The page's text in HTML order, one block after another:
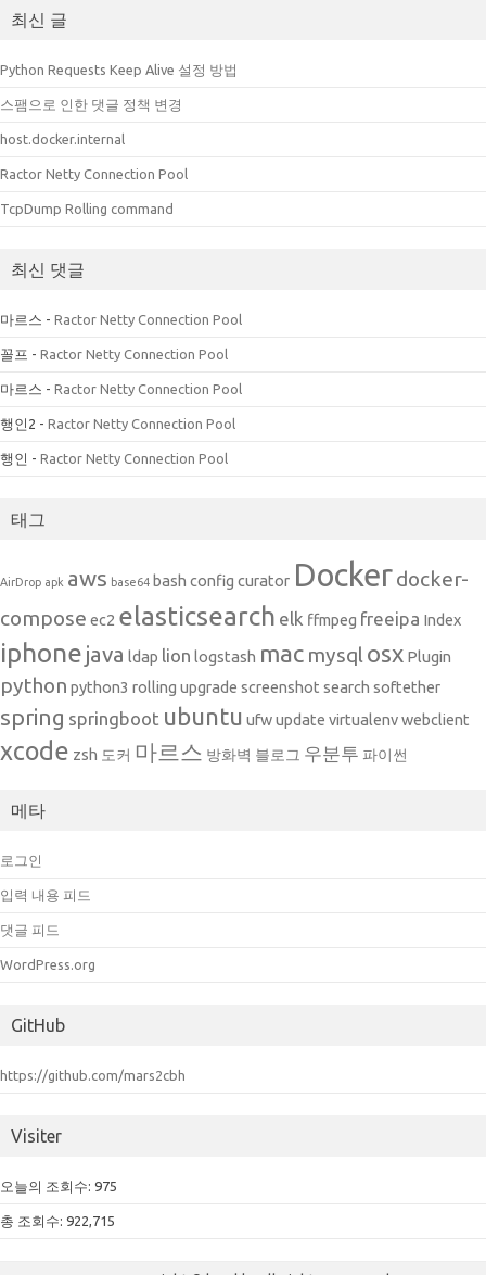
최신 글
Python Requests Keep Alive 설정 방법
스팸으로 인한 댓글 정책 변경
host.docker.internal
Ractor Netty Connection Pool
TcpDump Rolling command
최신 댓글
마르스 - Ractor Netty Connection Pool
꼴프 - Ractor Netty Connection Pool
마르스 - Ractor Netty Connection Pool
행인2 - Ractor Netty Connection Pool
행인 - Ractor Netty Connection Pool
태그
AirDrop apk aws base64 bash config curator Dockerdocker-
compose ec2 elasticsearch elk ffmpeg freeipa Index
iphone java ldap lion logstash mac mysql osx Plugin
python python3 rolling upgrade screenshot search softether
spring springboot ubuntu ufwupdate virtualenvwebclient
xcode zsh 도커 마르스 방화벽 블로그 우분투 파이썬
메타
로그인
입력 내용 피드
댓글 피드
WordPress.org
GitHub
https://github.com/mars2cbh
Visiter
오늘의 조회수: 975
총 조회수: 922,715